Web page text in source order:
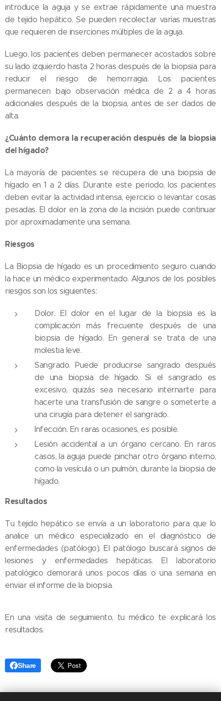
introduce la aguja y se extrae rápidamente una muestra
de tejido hepático. Se pueden recolectar varias muestras
que requieren de inserciones múltiples de la aguja.
Luego, los pacientes deben permanecer acostados sobre
su lado izquierdo hasta 2 horas después de la biopsia para
reducir el riesgo de hemorragia. Los pacientes
permanecen bajo observación médica de 2 a 4 horas
adicionales después de la biopsia, antes de ser dados de
alta.
¿Cuánto demora la recuperación después de la biopsia
del hígado?
La mayoría de pacientes se recupera de una biopsia de
hígado en 1 a 2 días. Durante este periodo, los pacientes
deben evitar la actividad intensa, ejercicio o levantar cosas
pesadas. El dolor en la zona de la incisión puede continuar
por aproximadamente una semana.
Riesgos
La Biopsia de hígado es un procedimiento seguro cuando
la hace un médico experimentado. Algunos de los posibles
riesgos son los siguientes:
Dolor. El dolor en el lugar de la biopsia es la
complicación más frecuente después de una
biopsia de hígado. En general se trata de una
molestia leve.
Sangrado. Puede producirse sangrado después
de una biopsia de hígado. Si el sangrado es
excesivo, quizás sea necesario internarte para
hacerte una transfusión de sangre o someterte a
una cirugía para detener el sangrado.
Infección. En raras ocasiones, es posible.
Lesión accidental a un órgano cercano. En raros
casos, la aguja puede pinchar otro órgano interno,
como la vesícula o un pulmón, durante la biopsia de
hígado.
Resultados
Tu tejido hepático se envía a un laboratorio para que lo
analice un médico especializado en el diagnóstico de
enfermedades (patólogo). El patólogo buscará signos de
lesiones y enfermedades hepáticas. El laboratorio
patológico demorará unos pocos días o una semana en
enviar el informe de la biopsia.
En una visita de seguimiento, tu médico te explicará los
resultados.
Share